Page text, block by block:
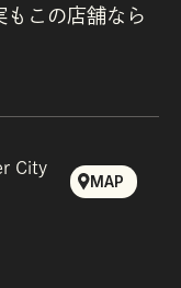
もこの店舗なら
City
MAP